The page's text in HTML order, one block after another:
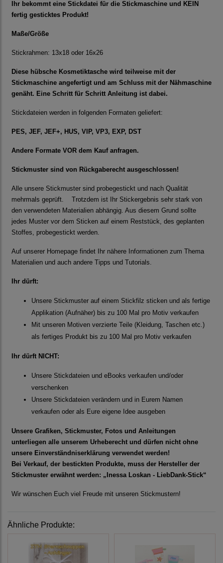
Ihr bekommt eine Stickdatei für die Stickmaschine und KEIN
fertig gesticktes Produkt!
Maße/Größe
Stickrahmen: 13x18 oder 16x26
Diese hübsche Kosmetiktasche wird teilweise mit der
Stickmaschine angefertigt und am Schluss mit der Nähmaschine
genäht. Eine Schritt für Schritt Anleitung ist dabei.
Stickdateien werden in folgenden Formaten geliefert:
PES, JEF, JEF+, HUS, VIP, VP3, EXP, DST
Andere Formate VOR dem Kauf anfragen.
Stickmuster sind von Rückgaberecht ausgeschlossen!
Alle unsere Stickmuster sind probegestickt und nach Qualität
mehrmals geprüft. Trotzdem ist Ihr Stickergebnis sehr stark von
den verwendeten Materialien abhängig. Aus diesem Grund sollte
jedes Muster vor dem Sticken auf einem Reststück, des geplanten
Stoffes, probegestickt werden.
Auf unserer Homepage findet Ihr nähere Informationen zum Thema
Materialien und auch andere Tipps und Tutorials.
Ihr dürft:
Unsere Stickmuster auf einem Stickfilz sticken und als fertige
Applikation (Aufnäher) bis zu 100 Mal pro Motiv verkaufen
Mit unseren Motiven verzierte Teile (Kleidung, Taschen etc.)
als fertiges Produkt bis zu 100 Mal pro Motiv verkaufen
Ihr dürft NICHT:
Unsere Stickdateien und eBooks verkaufen und/oder
verschenken
Unsere Stickdateien verändern und in Eurem Namen
verkaufen oder als Eure eigene Idee ausgeben
Unsere Grafiken, Stickmuster, Fotos und Anleitungen
unterliegen alle unserem Urheberecht und dürfen nicht ohne
unsere Einverständniserklärung verwendet werden!
Bei Verkauf, der bestickten Produkte, muss der Hersteller der
Stickmuster erwähnt werden: „Inessa Loskan - LiebDank-Stick“
Wir wünschen Euch viel Freude mit unseren Stickmustern!
Ähnliche Produkte: